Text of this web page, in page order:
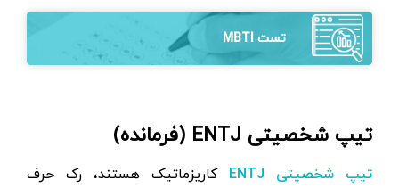
تست MBTI
تیپ شخصیتی ENTJ (فرمانده)
تیپ شخصیتی ENTJ
کاریزماتیک هستند، رک حرف